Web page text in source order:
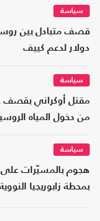
سياسة
دولار لدعم كييف
سياسة
مقتل أوكراني بقصف
من دخول المياه
سياسة
هجوم بالمسيّرات
بمحطة زابوريجيا النووية